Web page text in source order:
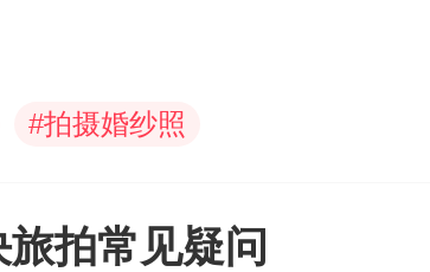
#拍摄婚纱照
拍常见疑问